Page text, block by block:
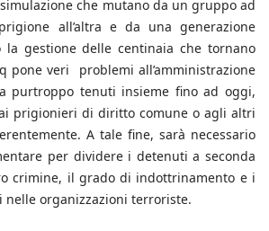
che mutano da un gruppo ad
all’altra e da una generazione
la gestione delle centinaia che tornano
pone veri problemi all’amministrazione
purtroppo tenuti insieme fino ad oggi,
prigionieri di diritto comune o agli altri
A tale fine, sarà necessario
per dividere i detenuti a seconda
crimine, il grado di indottrinamento e i
nelle organizzazioni terroriste.